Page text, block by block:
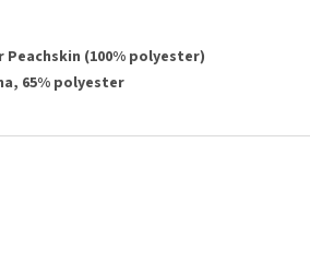
Peachskin (100% polyester)
65% polyester